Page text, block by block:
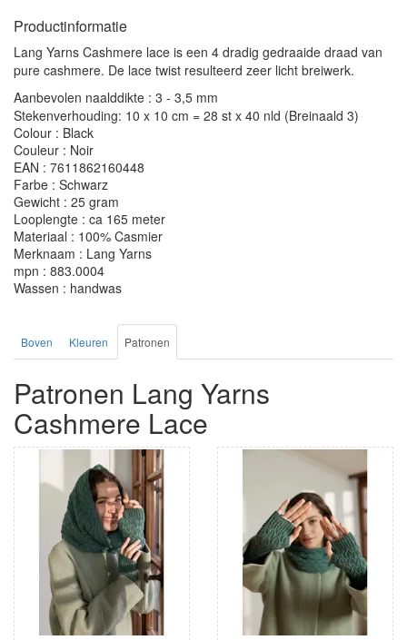
Productinformatie
Lang Yarns Cashmere lace is een 4 dradig gedraaide draad van
pure cashmere. De lace twist resulteerd zeer licht breiwerk.
Aanbevolen naalddikte : 3 - 3,5 mm
Stekenverhouding: 10 x 10 cm = 28 st x 40 nld (Breinaald 3)
Colour : Black
Couleur : Noir
EAN : 7611862160448
Farbe : Schwarz
Gewicht : 25 gram
Looplengte : ca 165 meter
Materiaal : 100% Casmier
Merknaam : Lang Yarns
mpn : 883.0004
Wassen : handwas
Boven Kleuren Patronen
Patronen Lang Yarns
Cashmere Lace